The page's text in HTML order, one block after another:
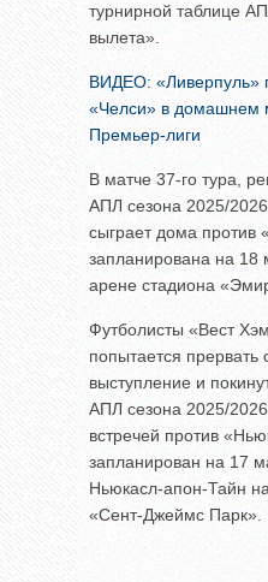
турнирной таблице
вылета».
ВИДЕО: «Ливерпуль»
«Челси» в домашнем
Премьер-лиги
В матче 37-го тура,
АПЛ сезона 2025/
сыграет дома против
запланирована на 18
арене стадиона
Футболисты «Вест
попытается
выступление и
АПЛ сезона 2025/2026
встречей против
запланирован на 17
Ньюкасл-апон-Тайн
«Сент-Джеймс Парк».